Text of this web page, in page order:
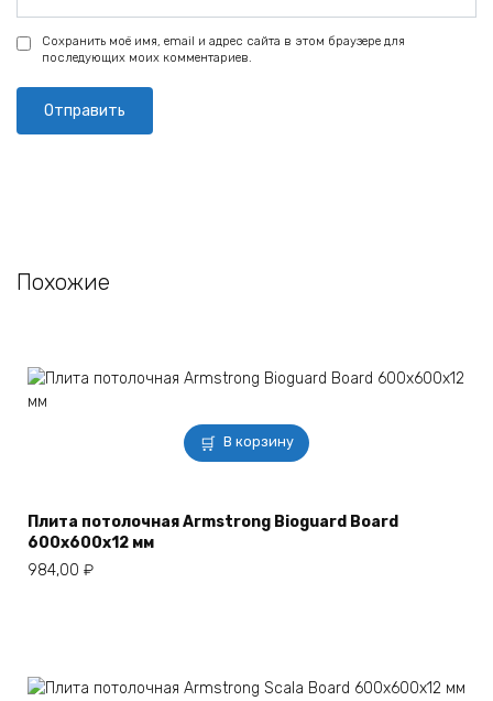
Сохранить моё имя, email и адрес сайта в этом браузере для
последующих моих комментариев.
Похожие
В корзину
Плита потолочная Armstrong Bioguard Board
600х600х12 мм
984,00 ₽